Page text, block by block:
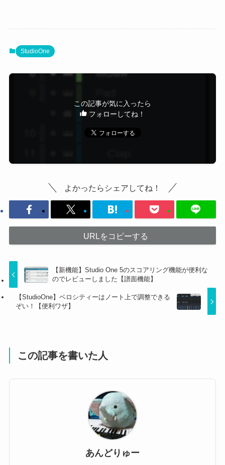
StudioOne
この記事が気に入ったら
フォローしてね！
よかったらシェアしてね！
URLをコピーする
【新機能】Studio One 5のスコアリング機能が便利な
のでレビューしました【譜面機能】
【StudioOne】ベロシティーはノート上で調整できる
ぞい！【便利ワザ】
この記事を書いた人
あんどりゅー